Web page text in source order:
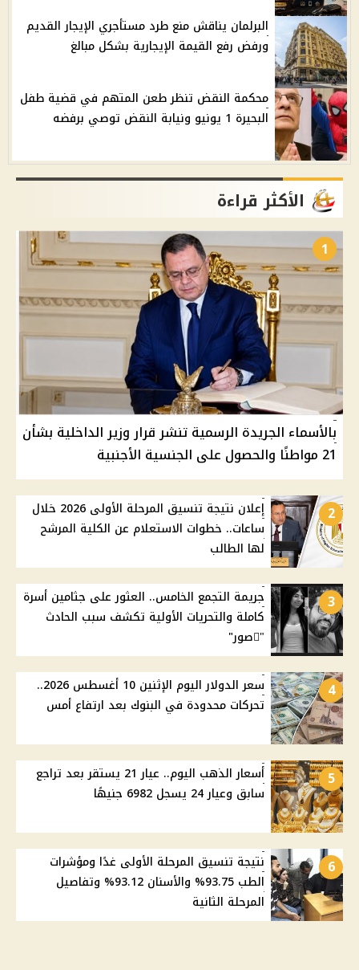
البرلمان يناقش منع طرد مستأجري الإيجار القديم
ورفض رفع القيمة الإيجارية بشكل مبالغ
محكمة النقض تنظر طعن المتهم في قضية طفل
البحيرة 1 يونيو ونيابة النقض توصي برفضه
الأكثر قراءة
1
بالأسماء الجريدة الرسمية تنشر قرار وزير الداخلية بشأن
21 مواطنًا والحصول على الجنسية الأجنبية
2
إعلان نتيجة تنسيق المرحلة الأولى 2026 خلال
ساعات.. خطوات الاستعلام عن الكلية المرشح
لها الطالب
3
جريمة التجمع الخامس.. العثور على جثامين أسرة
كاملة والتحريات الأولية تكشف سبب الحادث
"ًصور"
4
سعر الدولار اليوم الإثنين 10 أغسطس 2026..
تحركات محدودة في البنوك بعد ارتفاع أمس
5
أسعار الذهب اليوم.. عيار 21 يستقر بعد تراجع
سابق وعيار 24 يسجل 6982 جنيهًا
6
نتيجة تنسيق المرحلة الأولى غدًا ومؤشرات
الطب 93.75% والأسنان 93.12% وتفاصيل
المرحلة الثانية